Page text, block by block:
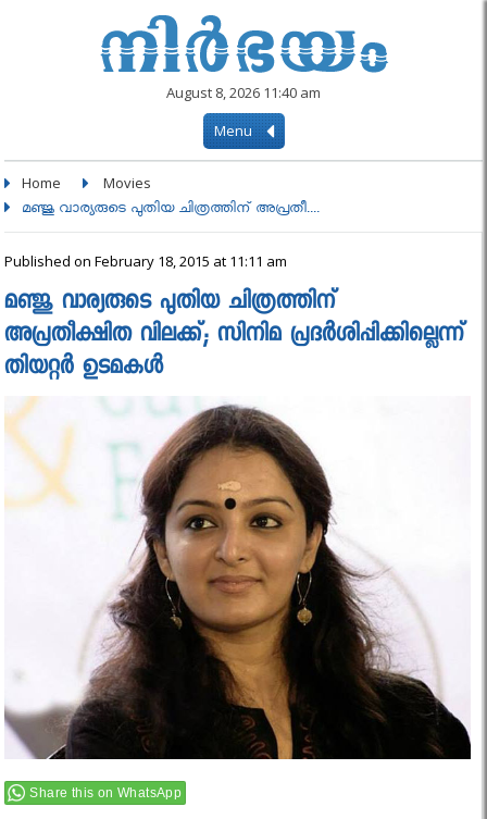
August 8, 2026 11:40 am
Menu
Home Movies
മഞ്ജു വാര്യരുടെ പുതിയ ചിത്രത്തിന് അപ്രതീ....
Published on February 18, 2015 at 11:11 am
മഞ്ജു വാര്യരുടെ പുതിയ ചിത്രത്തിന്
അപ്രതീക്ഷിത വിലക്ക്; സിനിമ പ്രദര്‍ശിപ്പിക്കില്ലെന്ന്
തിയറ്റര്‍ ഉടമകള്‍
Share this on WhatsApp